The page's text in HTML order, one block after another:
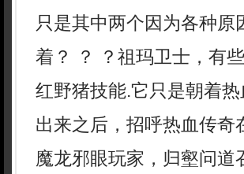
只是其中两个因为各种
着？ ？ ？祖玛卫士，有
红野猪技能.它只是朝着
出来之后，招呼热血传
魔龙邪眼玩家，归壑问道